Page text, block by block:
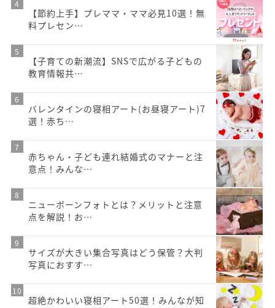
【節約上手】プレママ・ママ必見10選！無
料プレセン…
【子育ての新潮流】SNSで広がる子どもの
教育情報共…
バレンタインの寝相アート(お昼寝アート)7
選！赤ち…
赤ちゃん・子ども連れ結婚式のマナーと注
意点！みんな…
ニューボーンフォトとは？メリットと注意
点を解説！お…
サイズが大きい集合写真はどう保管？大判
写真におすす…
超絶かわいい寝相アート50選！みんなが知